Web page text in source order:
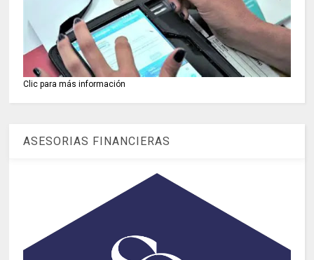
Clic para más información
ASESORIAS FINANCIERAS